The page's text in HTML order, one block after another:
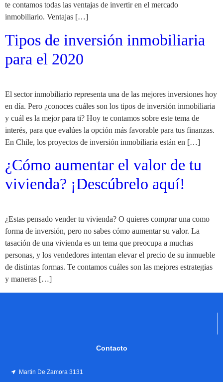
te contamos todas las ventajas de invertir en el mercado
inmobiliario. Ventajas […]
Tipos de inversión inmobiliaria
para el 2020
El sector inmobiliario representa una de las mejores inversiones hoy
en día. Pero ¿conoces cuáles son los tipos de inversión inmobiliaria
y cuál es la mejor para ti? Hoy te contamos sobre este tema de
interés, para que evalúes la opción más favorable para tus finanzas.
En Chile, los proyectos de inversión inmobiliaria están en […]
¿Cómo aumentar el valor de tu
vivienda? ¡Descúbrelo aquí!
¿Estas pensado vender tu vivienda? O quieres comprar una como
forma de inversión, pero no sabes cómo aumentar su valor. La
tasación de una vivienda es un tema que preocupa a muchas
personas, y los vendedores intentan elevar el precio de su inmueble
de distintas formas. Te contamos cuáles son las mejores estrategias
y maneras […]
Contacto
Martin De Zamora 3131